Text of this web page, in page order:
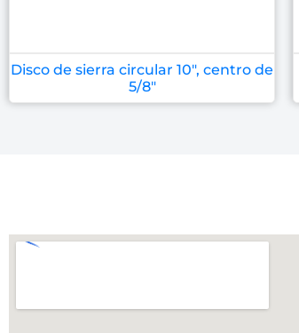
Disco de sierra circular 10″, centro de
5/8″